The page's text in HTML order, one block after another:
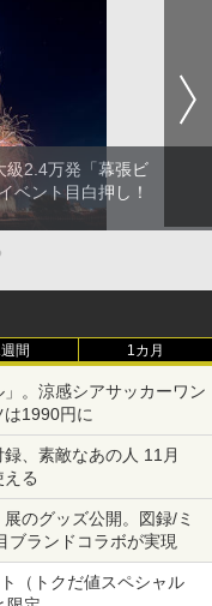
級2.4万発「幕張ビ
ベント目白押し！
間 1カ月
。涼感シアサッカーワン
1990円に
、素敵なあの人 11月
る
のグッズ公開。図録/ミ
ブランドコラボが実現
（トクだ値スペシャル